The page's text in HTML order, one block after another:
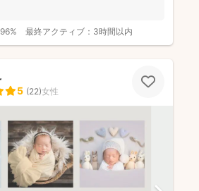
96% 最終アクティブ： 3時間以内
5 (22)女性